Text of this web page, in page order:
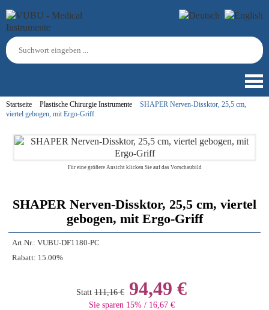
Startseite Plastische Chirurgie Instrumente
SHAPER Nerven-Dissktor, 25,5 cm,
viertel gebogen, mit Ergo-Griff
Für eine größere Ansicht klicken Sie auf das Vorschaubild
SHAPER Nerven-Dissktor, 25,5 cm, viertel
gebogen, mit Ergo-Griff
Art.Nr.: VUBU-DF1180-PC
Rabatt: 15.00%
Statt 111,16 € 94,49 €
Sie sparen 15% / 16,67 €